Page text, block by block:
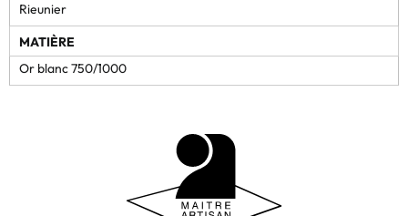
Rieunier
MATIÈRE
Or blanc 750/1000